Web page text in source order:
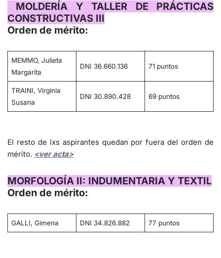
MOLDERÍA Y TALLER DE PRÁCTICAS
CONSTRUCTIVAS III
Orden de mérito:
MEMMO, Julieta
Margarita
DNI 36.660.136 71 puntos
TRAINI, Virginia
Susana
DNI 30.890.428 69 puntos
El resto de lxs aspirantes quedan por fuera del orden de
mérito. <ver acta>
MORFOLOGÍA II: INDUMENTARIA Y TEXTIL
Orden de mérito:
GALLI, Gimena DNI 34.826.882 77 puntos